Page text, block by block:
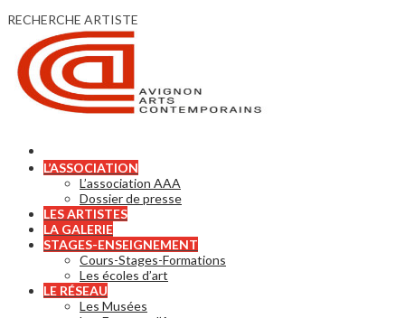
RECHERCHE ARTISTE
L’ASSOCIATION
L’association AAA
Dossier de presse
LES ARTISTES
LA GALERIE
STAGES-ENSEIGNEMENT
Cours-Stages-Formations
Les écoles d’art
LE RÉSEAU
Les Musées